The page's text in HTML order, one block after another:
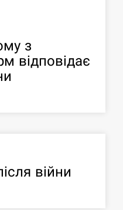
з
відповідає
війни